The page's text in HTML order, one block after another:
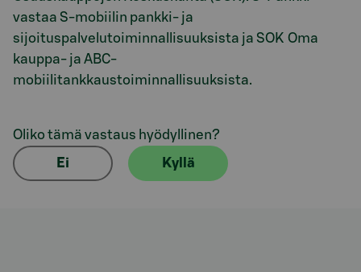
vastaa S-mobiilin pankki- ja
sijoituspalvelutoiminnallisuuksista ja SOK Oma
kauppa- ja ABC-
mobiilitankkaustoiminnallisuuksista.
Oliko tämä vastaus hyödyllinen?
Ei Kyllä